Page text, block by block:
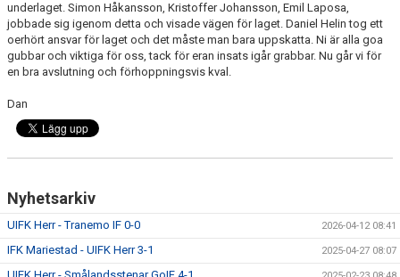
underlaget. Simon Håkansson, Kristoffer Johansson, Emil Laposa,
jobbade sig igenom detta och visade vägen för laget. Daniel Helin tog ett
oerhört ansvar för laget och det måste man bara uppskatta. Ni är alla goa
gubbar och viktiga för oss, tack för eran insats igår grabbar. Nu går vi för
en bra avslutning och förhoppningsvis kval.
Dan
Nyhetsarkiv
UIFK Herr - Tranemo IF 0-0 2026-04-12 08:41
IFK Mariestad - UIFK Herr 3-1 2025-04-27 08:07